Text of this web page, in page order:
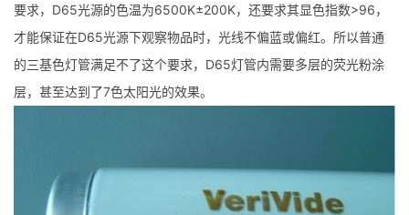
要求，D65光源的色温为6500K±200K，还要求其显色指数>96，
才能保证在D65光源下观察物品时，光线不偏蓝或偏红。所以普通
的三基色灯管满足不了这个要求，D65灯管内需要多层的荧光粉涂
层，甚至达到了7色太阳光的效果。